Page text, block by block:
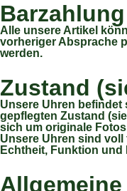
Alle unsere Artikel
vorheriger Absprache
werden.
Zustand
Unsere Uhren befindet
gepflegten Zustand
sich um originale
Unsere Uhren sind
Echtheit, Funktion